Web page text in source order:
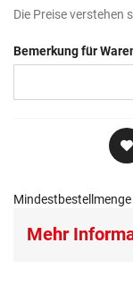
Die Preise verstehen
Bemerkung für
Mehr